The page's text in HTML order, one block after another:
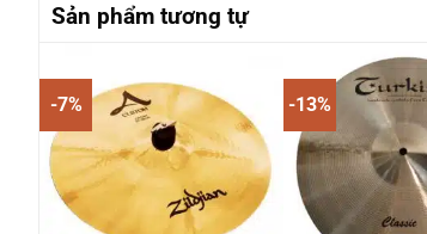
Sản phẩm tương tự
-7% -13%